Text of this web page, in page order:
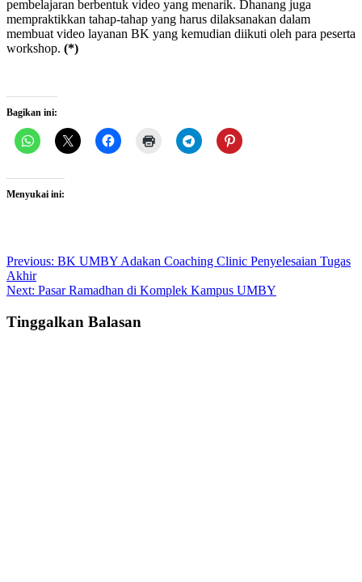
pembelajaran berbentuk video yang menarik. Dhanang juga
mempraktikkan tahap-tahap yang harus dilaksanakan dalam
membuat video layanan BK yang kemudian diikuti oleh para peserta
workshop. (*)
Bagikan ini:
Menyukai ini:
Post
navigation
Previous: BK UMBY Adakan Coaching Clinic Penyelesaian Tugas
Akhir
Next: Pasar Ramadhan di Komplek Kampus UMBY
Tinggalkan Balasan